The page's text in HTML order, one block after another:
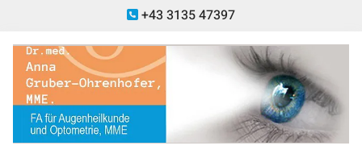
 +43 3135 47397